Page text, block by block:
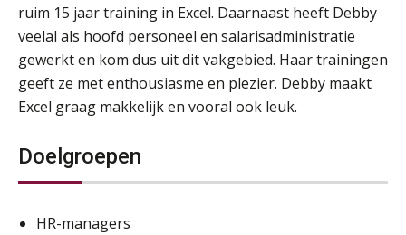
ruim 15 jaar training in Excel. Daarnaast heeft Debby
veelal als hoofd personeel en salarisadministratie
gewerkt en kom dus uit dit vakgebied. Haar trainingen
geeft ze met enthousiasme en plezier. Debby maakt
Excel graag makkelijk en vooral ook leuk.
Doelgroepen
HR-managers